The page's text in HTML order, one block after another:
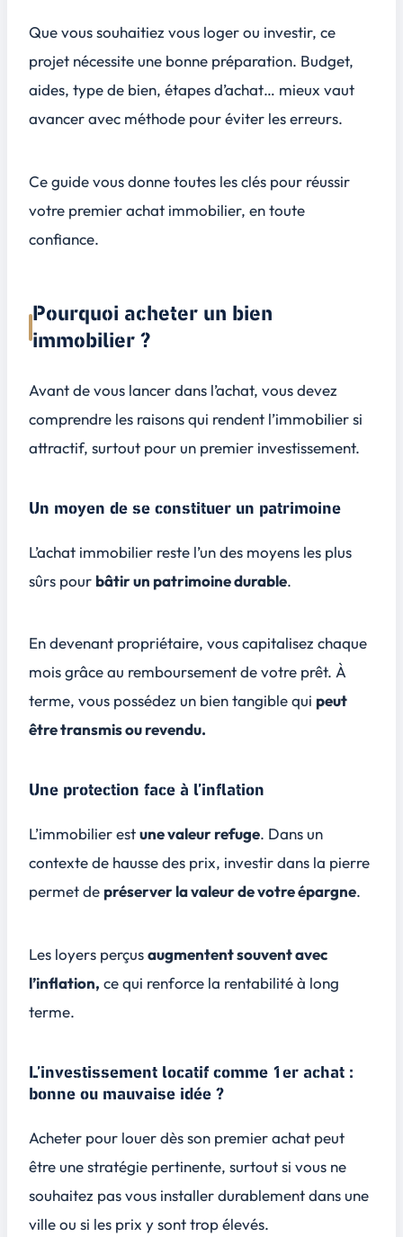
Signature de l’acte et remise des clés
6 Quelles erreurs éviter pour un 1er achat immobilier ?
Ne pas anticiper les frais cachés
Sous-estimer l’importance de l’emplacement
7
Que vous souhaitiez vous loger ou investir, ce
projet nécessite une bonne préparation. Budget,
aides, type de bien, étapes d’achat… mieux vaut
avancer avec méthode pour éviter les erreurs.
Ce guide vous donne toutes les clés pour réussir
votre premier achat immobilier, en toute
confiance.
Pourquoi acheter un bien
immobilier ?
Avant de vous lancer dans l’achat, vous devez
comprendre les raisons qui rendent l’immobilier si
attractif, surtout pour un premier investissement.
Un moyen de se constituer un patrimoine
L’achat immobilier reste l’un des moyens les plus
sûrs pour bâtir un patrimoine durable.
En devenant propriétaire, vous capitalisez chaque
mois grâce au remboursement de votre prêt. À
terme, vous possédez un bien tangible qui peut
être transmis ou revendu.
Une protection face à l’inflation
L’immobilier estune valeur refuge. Dans un
contexte de hausse des prix, investir dans la pierre
permet de préserver la valeur de votre épargne.
Les loyers perçusaugmentent souvent avec
l’inflation, ce qui renforce la rentabilité à long
terme.
L’investissement locatif comme 1er achat :
bonne ou mauvaise idée ?
Acheter pour louer dès son premier achat peut
être une stratégie pertinente, surtout si vous ne
souhaitez pas vous installer durablement dans une
ville ou si les prix y sont trop élevés.